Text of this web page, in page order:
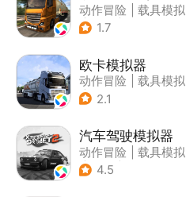
动作冒险
载具模拟
| 汽车
1.7
欧卡模拟器
动作冒险
载具模拟
| 写实
2.1
汽车驾驶模拟器
动作冒险
载具模拟
| 汽车
4.5